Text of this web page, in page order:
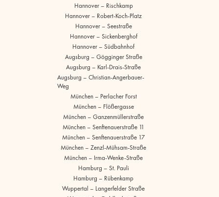
Hannover – Rischkamp
Hannover – Robert-Koch-Platz
Hannover – Seestraße
Hannover – Sickenberghof
Hannover – Südbahnhof
Augsburg – Gögginger Straße
Augsburg – Karl-Drais-Straße
Augsburg – Christian-Angerbauer-
Weg
München – Perlacher Forst
München – Flößergasse
München – Ganzenmüllerstraße
München – Senftenauerstraße 11
München – Senftenauerstraße 17
München – Zenzl-Mühsam-Straße
München – Irma-Wenke-Straße
Hamburg – St. Pauli
Hamburg – Rübenkamp
Wuppertal – Langerfelder Straße